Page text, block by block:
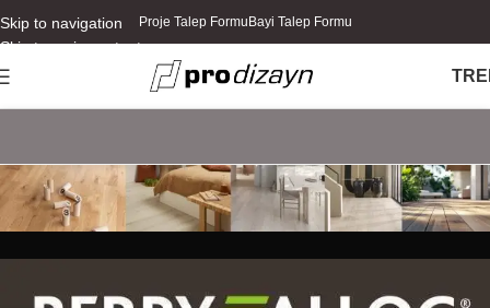
Skip to navigation
Skip to main content
Proje Talep Formu Bayi Talep Formu
TR